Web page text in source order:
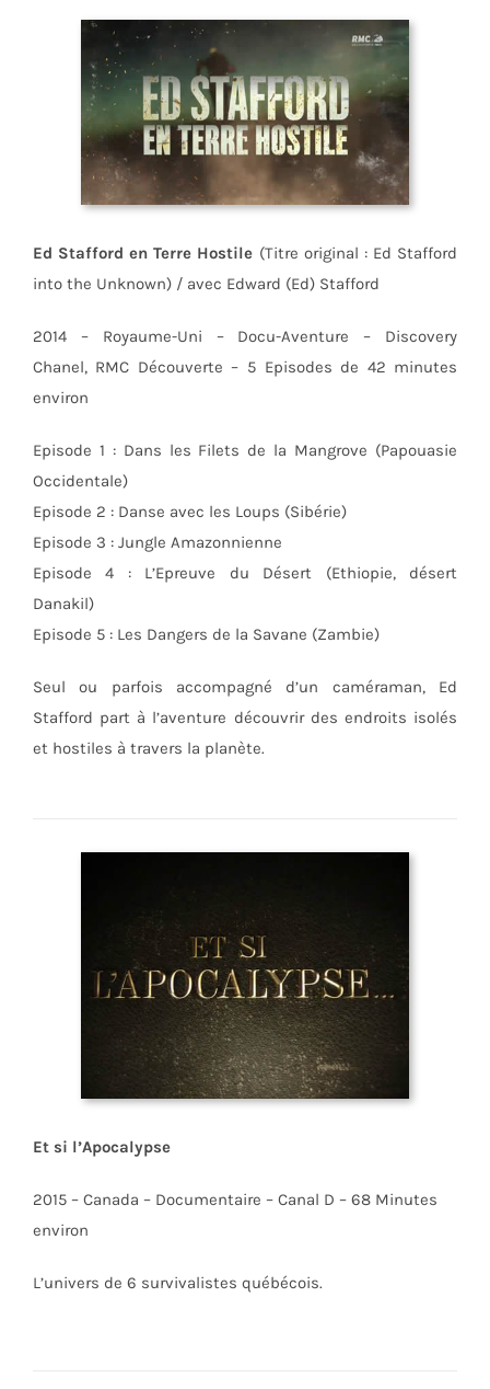
Ed Stafford en Terre Hostile (Titre original : Ed Stafford
into the Unknown) / avec Edward (Ed) Stafford
2014 – Royaume-Uni – Docu-Aventure – Discovery
Chanel, RMC Découverte – 5 Episodes de 42 minutes
environ
Episode 1 : Dans les Filets de la Mangrove (Papouasie
Occidentale)
Episode 2 : Danse avec les Loups (Sibérie)
Episode 3 : Jungle Amazonnienne
Episode 4 : L’Epreuve du Désert (Ethiopie, désert
Danakil)
Episode 5 : Les Dangers de la Savane (Zambie)
Seul ou parfois accompagné d’un caméraman, Ed
Stafford part à l’aventure découvrir des endroits isolés
et hostiles à travers la planète.
Et si l’Apocalypse
2015 – Canada – Documentaire – Canal D – 68 Minutes
environ
L’univers de 6 survivalistes québécois.